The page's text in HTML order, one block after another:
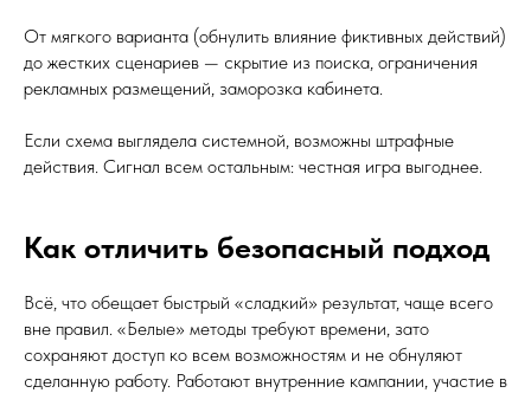
От мягкого варианта (обнулить влияние фиктивных действий)
до жестких сценариев — скрытие из поиска, ограничения
рекламных размещений, заморозка кабинета.
Если схема выглядела системной, возможны штрафные
действия. Сигнал всем остальным: честная игра выгоднее.
Как отличить безопасный подход
Всё, что обещает быстрый «сладкий» результат, чаще всего
вне правил. «Белые» методы требуют времени, зато
сохраняют доступ ко всем возможностям и не обнуляют
сделанную работу. Работают внутренние кампании, участие в